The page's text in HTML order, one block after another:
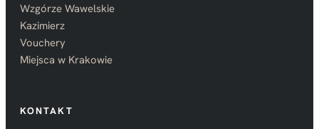
Wzgórze Wawelskie
Kazimierz
Vouchery
Miejsca w Krakowie
KONTAKT